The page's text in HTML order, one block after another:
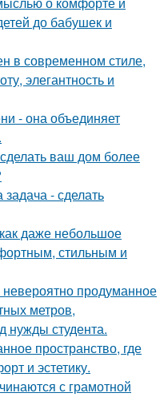
до бабушек и
в современном стиле,
элегантность и
- она объединяет
ваш дом более
- сделать
даже небольшое
стильным и
продуманное
метров,
нужды студента.
пространство, где
и эстетику.
с грамотной